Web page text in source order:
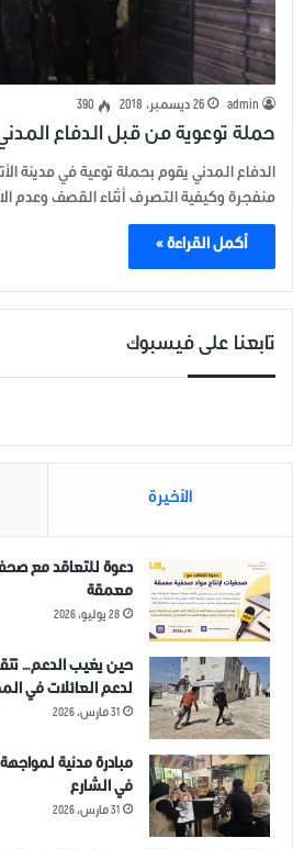
admin 26 ديسمبر، 2018 390
حملة توعوية من قبل الدفاع
الدفاع المدني يقوم بحملة توعية في مدينة
منفجرة وكيفية التصرف أثناء القصف وعدم
أكمل القراءة »
تابعنا على فيسبوك
الأخيرة
دعوة للتعاقد مع
معمقة
28 يوليو، 2026
حين يغيب الدعم…
لدعم العائلات في
31 مارس، 2026
مبادرة مدنية
في الشارع
31 مارس، 2026